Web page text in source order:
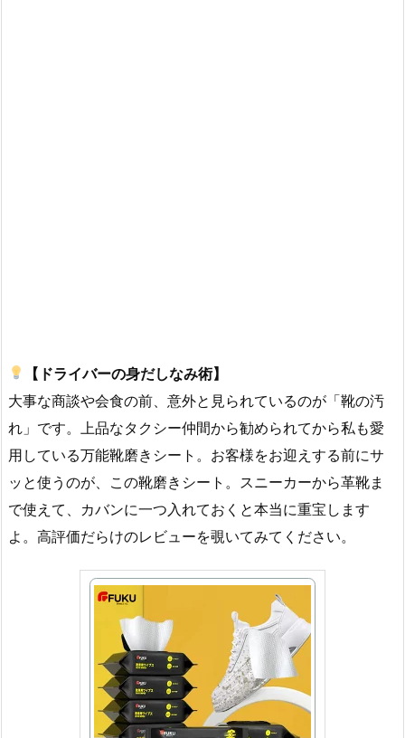
【ドライバーの身だしなみ術】
大事な商談や会食の前、意外と見られているのが「靴の汚
れ」です。上品なタクシー仲間から勧められてから私も愛
用している万能靴磨きシート。お客様をお迎えする前にサ
ッと使うのが、この靴磨きシート。スニーカーから革靴ま
で使えて、カバンに一つ入れておくと本当に重宝します
よ。高評価だらけのレビューを覗いてみてください。